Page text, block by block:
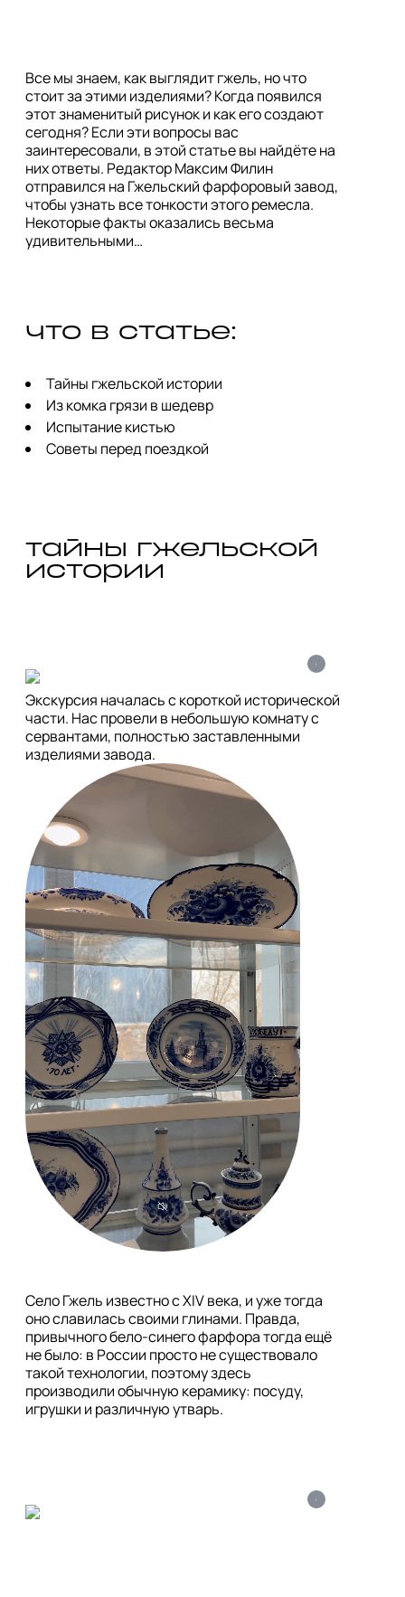
Все мы знаем, как выглядит гжель, но что
стоит за этими изделиями? Когда появился
этот знаменитый рисунок и как его создают
сегодня? Если эти вопросы вас
заинтересовали, в этой статье вы найдёте на
них ответы. Редактор Максим Филин
отправился на Гжельский фарфоровый завод,
чтобы узнать все тонкости этого ремесла.
Некоторые факты оказались весьма
удивительными…
что в статье:
Тайны гжельской истории
Из комка грязи в шедевр
Испытание кистью
Советы перед поездкой
тайны гжельской
истории
i
Экскурсия началась с короткой исторической
части. Нас провели в небольшую комнату с
сервантами, полностью заставленными
изделиями завода.
Село Гжель известно с XIV века, и уже тогда
оно славилась своими глинами. Правда,
привычного бело-синего фарфора тогда ещё
не было: в России просто не существовало
такой технологии, поэтому здесь
производили обычную керамику: посуду,
игрушки и различную утварь.
i